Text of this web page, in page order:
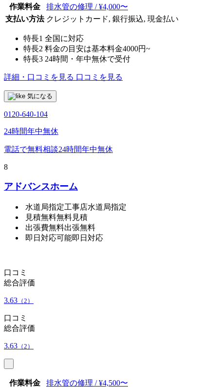
作業料金
排水管の修理 / ¥4,000〜
支払い方法 クレジットカード, 銀行振込, 現金払い
特長1 全国に対応
特長2 料金の目安は基本料金4000円~
特長3 24時間・年中無休で受付
詳細・口コミを見る 口コミを見る
気になる
0120-640-104
24時間年中無休
電話で無料相談24時間年中無休
8
アドバンスホーム
水道局指定工事店水道局指定
見積無料無料見積
出張費無料出張無料
即日対応可能即日対応
口コミ
総合評価
3.63 （2）
口コミ
総合評価
3.63 （2）
作業料金
排水管の修理 / ¥4,500〜